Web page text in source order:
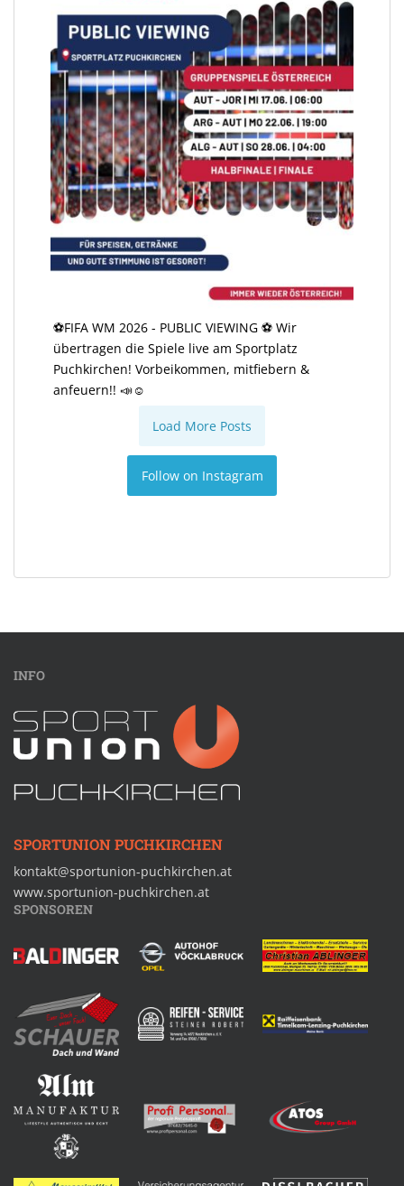
⚽️FIFA WM 2026 - PUBLIC VIEWING ⚽️ Wir
übertragen die Spiele live am Sportplatz
Puchkirchen! Vorbeikommen, mitfiebern &
anfeuern!! 📣☺️
Load More Posts
Follow on Instagram
INFO
SPORTUNION PUCHKIRCHEN
kontakt@sportunion-puchkirchen.at
www.sportunion-puchkirchen.at
SPONSOREN